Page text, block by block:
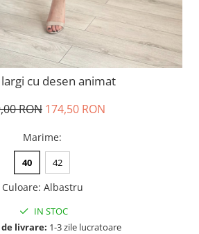
cu desen animat
RON 174,50 RON
Marime:
40 42
Culoare: Albastru
IN STOC
livrare: 1-3 zile lucratoare